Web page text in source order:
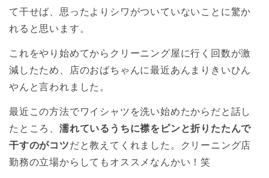
て干せば、思ったよりシワがついていないことに驚か
れると思います。
これをやり始めてからクリーニング屋に行く回数が激
減したため、店のおばちゃんに最近あんまりきいひん
やんと言われました。
最近この方法でワイシャツを洗い始めたからだと話し
たところ、 濡れているうちに襟をピンと折りたたんで
干すのがコツだと教えてくれました。クリーニング店
勤務の立場からしてもオススメなんかい！笑